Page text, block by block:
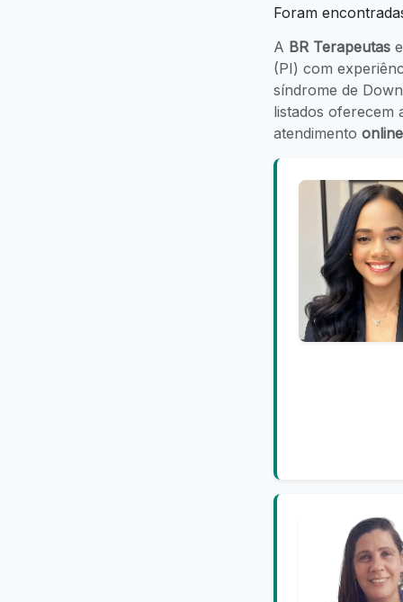
Foram
A BR Terapeutas
(PI) com
síndrome de
listados oferecem
atendimento online